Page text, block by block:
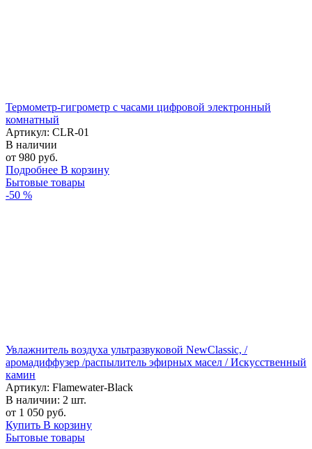
Термометр-гигрометр с часами цифровой электронный
комнатный
Артикул: CLR-01
В наличии
от 980 руб.
Подробнее В корзину
Бытовые товары
-50 %
Увлажнитель воздуха ультразвуковой NewClassic, /
аромадиффузер /распылитель эфирных масел / Искусственный
камин
Артикул: Flamewater-Black
В наличии: 2 шт.
от 1 050 руб.
Купить В корзину
Бытовые товары